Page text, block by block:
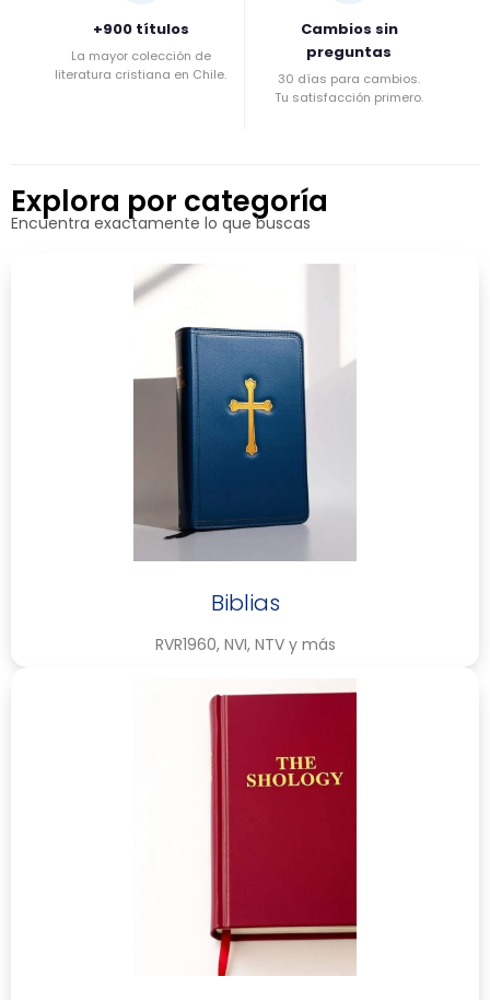
+900 títulos
La mayor colección de
literatura cristiana en Chile.
Cambios sin
preguntas
30 días para cambios.
Tu satisfacción primero.
Explora por categoría
Encuentra exactamente lo que buscas
Biblias
RVR1960, NVI, NTV y más